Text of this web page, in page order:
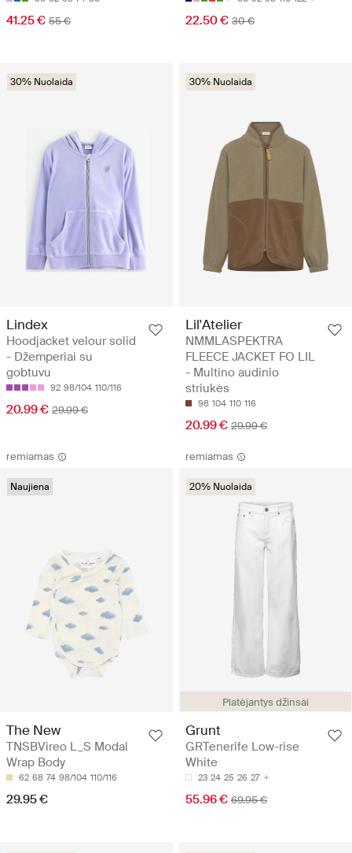
41.25 € 55 € 22.50 € 30 €
30% Nuolaida
Lindex
Hoodjacket velour solid
- Džemperiai su
gobtuvu
92 98/104 110/116
20.99 € 29.99 €
30% Nuolaida
Lil'Atelier
NMMLASPEKTRA
FLEECE JACKET FO LIL
- Multino audinio
striukės
98 104 110 116
20.99 € 29.99 €
remiamas
Naujiena
The New
TNSBVireo L_S Modal
Wrap Body
62 68 74 98/104 110/116
29.95 €
remiamas
Platėjantys džinsai
20% Nuolaida
Grunt
GRTenerife Low-rise
White
23 24 25 26 27
55.96 € 69.95 €